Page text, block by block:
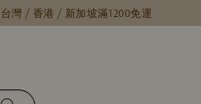
台灣 / 香港 / 新加坡滿1200免運